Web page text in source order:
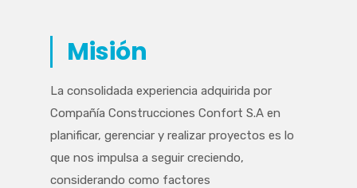
Misión
La consolidada experiencia adquirida por
Compañía Construcciones Confort S.A en
planificar, gerenciar y realizar proyectos es lo
que nos impulsa a seguir creciendo,
considerando como factores